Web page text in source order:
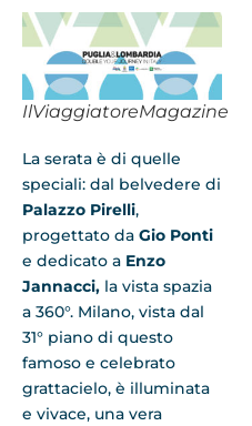
IlViaggiatoreMagazine
La serata è di quelle
speciali: dal belvedere di
Palazzo Pirelli,
progettato da Gio Ponti
e dedicato a Enzo
Jannacci, la vista spazia
a 360°. Milano, vista dal
31° piano di questo
famoso e celebrato
grattacielo, è illuminata
e vivace, una vera